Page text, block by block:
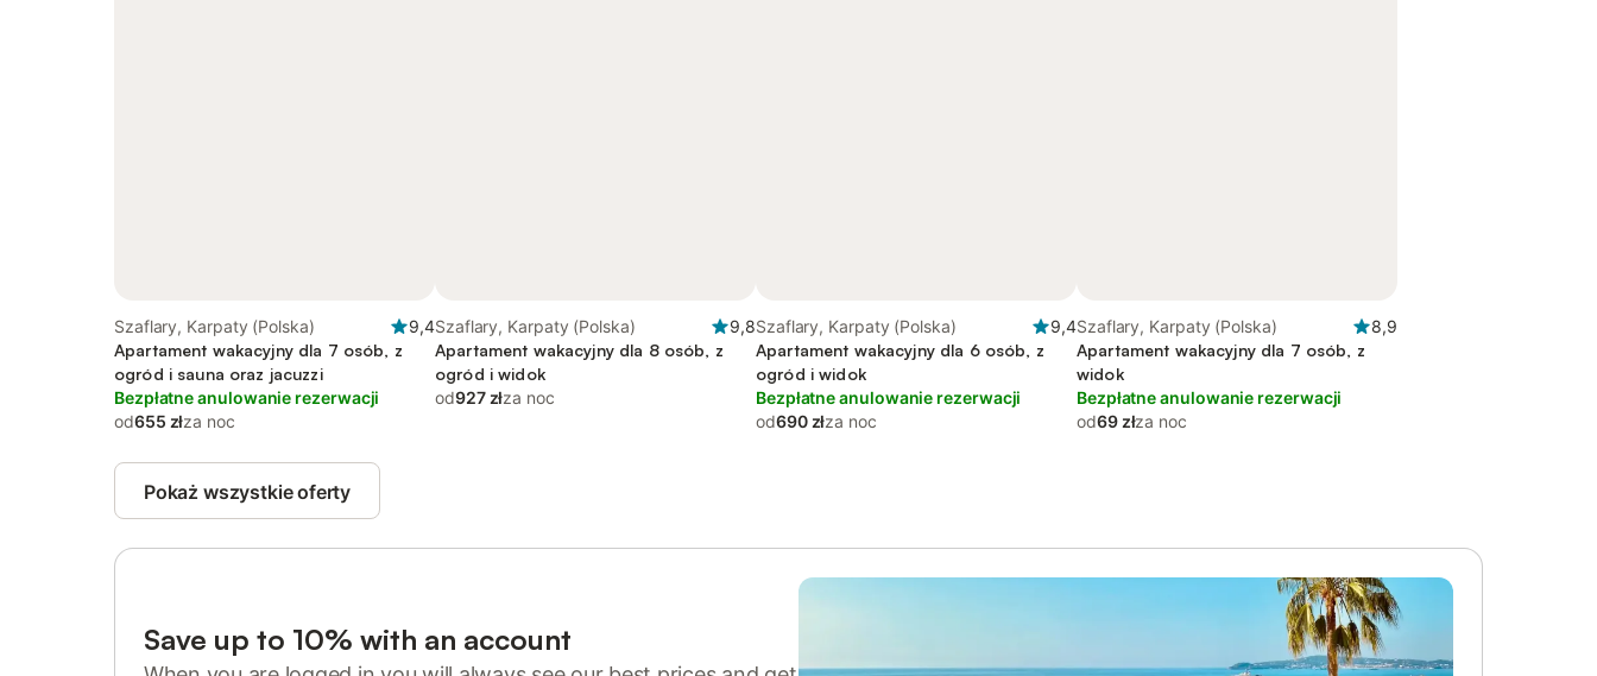
Szaflary, Karpaty (Polska)
9,4
Apartament wakacyjny dla 7 osób, z
ogród i sauna oraz jacuzzi
Bezpłatne anulowanie rezerwacji
od655 złza noc
Szaflary, Karpaty (Polska)
9,8
Apartament wakacyjny dla 8 osób, z
ogród i widok
od927 złza noc
Szaflary, Karpaty (Polska)
9,4
Apartament wakacyjny dla 6 osób, z
ogród i widok
Bezpłatne anulowanie rezerwacji
od690 złza noc
Szaflary, Karpaty (Polska)
8,9
Apartament wakacyjny dla 7 osób, z
widok
Bezpłatne anulowanie rezerwacji
od69 złza noc
Pokaż wszystkie oferty
Save up to 10% with an account